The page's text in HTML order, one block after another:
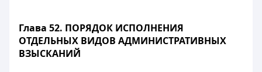
Глава 52. ПОРЯДОК ИСПОЛНЕНИЯ
ОТДЕЛЬНЫХ ВИДОВ АДМИНИСТРАТИВНЫХ
ВЗЫСКАНИЙ